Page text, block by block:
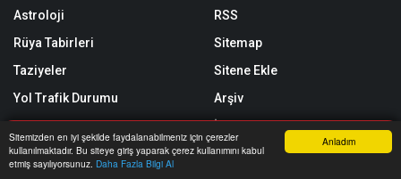
Anladım
Sitemizden en iyi şekilde faydalanabilmeniz için çerezler
kullanılmaktadır. Bu siteye giriş yaparak çerez kullanımını kabul
etmiş sayılıyorsunuz. Daha Fazla Bilgi Al
Astroloji
Rüya Tabirleri
Taziyeler
Yol Trafik Durumu
RSS
Sitemap
Sitene Ekle
Arşiv
İletişim
Anasayfa Yazarlar Haber Ara İhbar Hattı Menu